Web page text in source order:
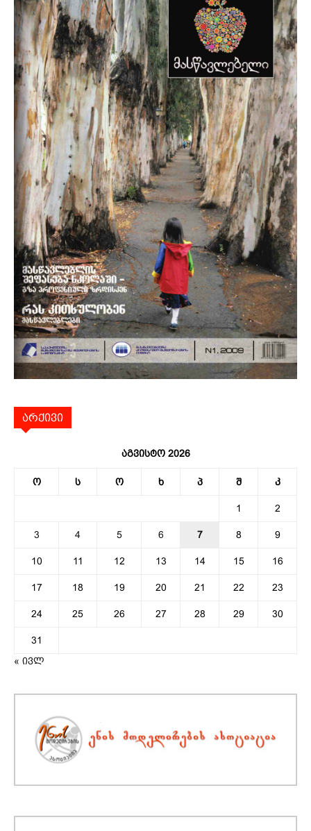
არქივი
აგვისტო 2026
ო ს ო ხ პ შ კ
1 2
3 4 5 6 7 8 9
10 11 12 13 14 15 16
17 18 19 20 21 22 23
24 25 26 27 28 29 30
31
« ივლ